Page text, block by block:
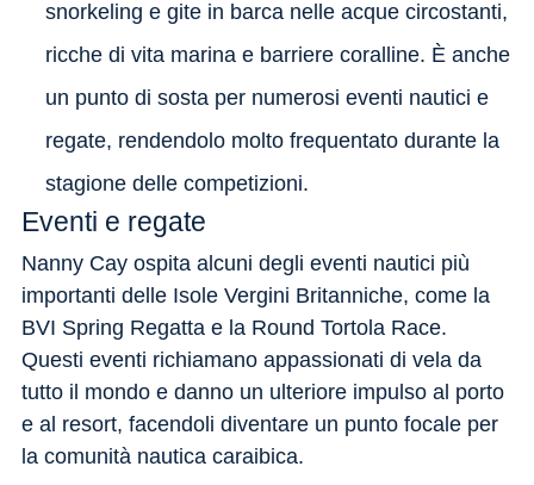
snorkeling e gite in barca nelle acque circostanti,
ricche di vita marina e barriere coralline. È anche
un punto di sosta per numerosi eventi nautici e
regate, rendendolo molto frequentato durante la
stagione delle competizioni.
Eventi e regate
Nanny Cay ospita alcuni degli eventi nautici più
importanti delle Isole Vergini Britanniche, come la
BVI Spring Regatta e la Round Tortola Race.
Questi eventi richiamano appassionati di vela da
tutto il mondo e danno un ulteriore impulso al porto
e al resort, facendoli diventare un punto focale per
la comunità nautica caraibica.